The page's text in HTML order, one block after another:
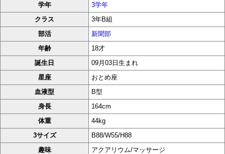
学年
3学年
クラス
3年B組
部活
新聞部
年齢
18才
誕生日
09月03日生まれ
星座
おとめ座
血液型
B型
身長
164cm
体重
44kg
3サイズ
B88/W55/H88
趣味
アクアリウム/マッサージ